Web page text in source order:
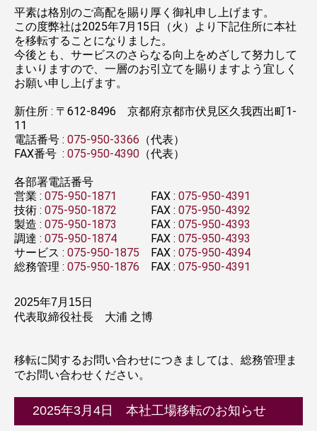
平素は格別のご高配を賜り厚く御礼申し上げます。
この度弊社は2025年7月15日（火）より下記住所に本社
を移転することになりました。
今後とも、サービスのさらなる向上をめざして努力して
まいりますので、一層のお引立てを賜りますよう宜しく
お願い申し上げます。
新住所 : 〒612-8496 京都府京都市伏見区久我西出町1-
11
電話番号 : 075-950-3366 （代表）
FAX番号 : 075-950-4390 （代表）
各部署電話番号
営業 : 075-950-1871 FAX : 075-950-4391
技術 : 075-950-1872 FAX : 075-950-4392
製造 : 075-950-1873 FAX : 075-950-4393
調達 : 075-950-1874 FAX : 075-950-4393
サービス : 075-950-1875 FAX : 075-950-4394
総務管理 : 075-950-1876 FAX : 075-950-4391
2025年7月15日
代表取締役社長 大浦 之博
移転に関するお問い合わせにつきましては、総務管理ま
でお問い合わせください。
2025年3月4日 本社工場移転のお知らせ